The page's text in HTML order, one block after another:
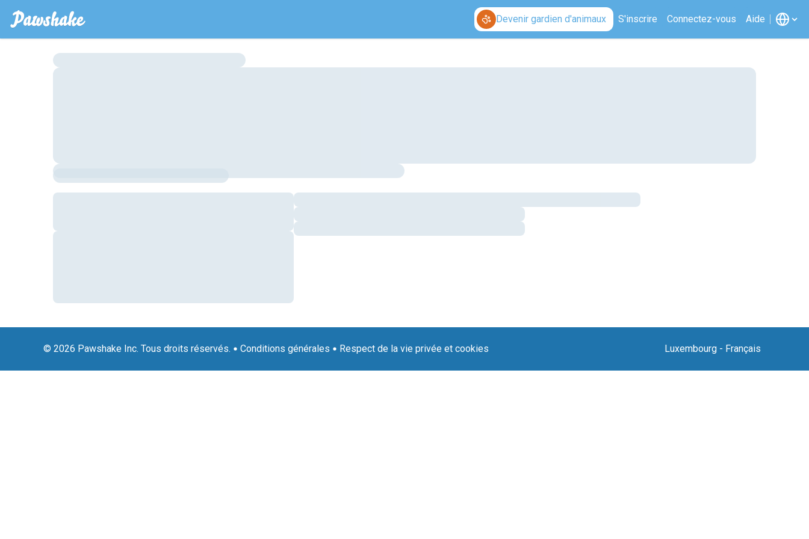
Devenir gardien d'animaux S'inscrire Connectez-vous Aide
© 2026 Pawshake Inc. Tous droits réservés. Conditions générales Respect de la vie privée et cookies Luxembourg - Français